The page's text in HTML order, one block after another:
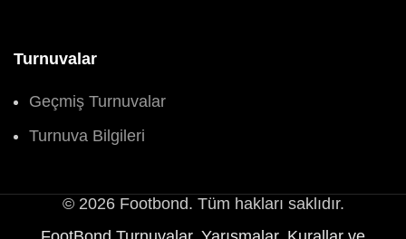
Turnuvalar
Geçmiş Turnuvalar
Turnuva Bilgileri
© 2026 Footbond. Tüm hakları saklıdır.